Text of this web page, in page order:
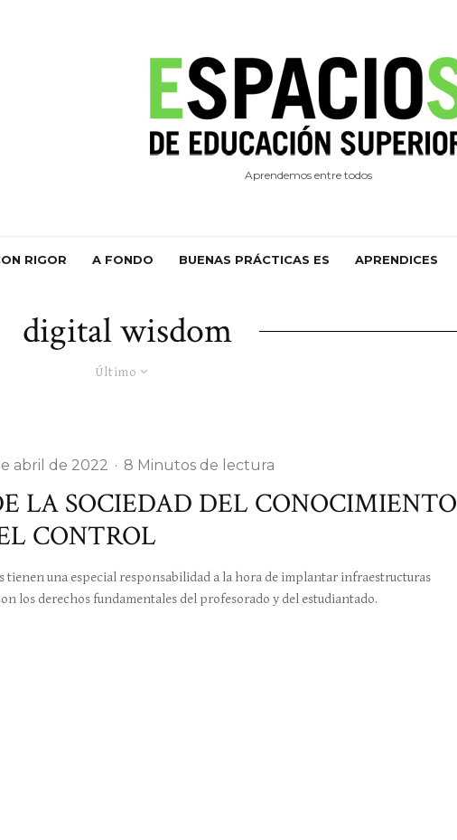
Aprendemos entre todos
RIGOR A FONDO BUENAS PRÁCTICAS ES APRENDICES
digital wisdom
Último
abril de 2022 · 8 Minutos de lectura
LA SOCIEDAD DEL CONOCIMIENTO
CONTROL
tienen una especial responsabilidad a la hora de implantar infraestructuras
los derechos fundamentales del profesorado y del estudiantado.